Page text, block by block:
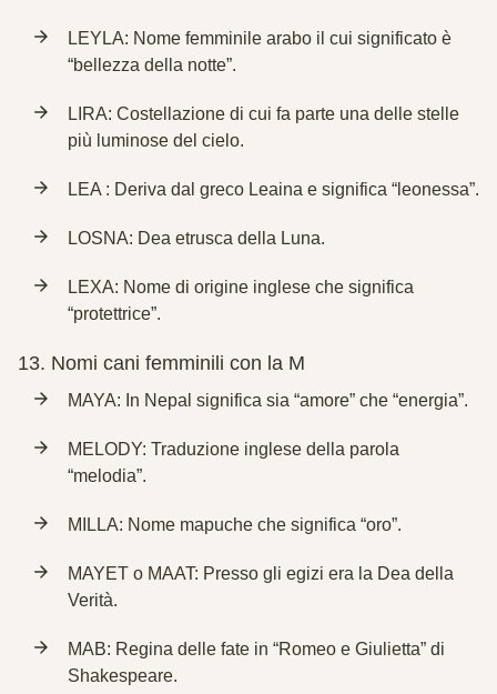
LEYLA: Nome femminile arabo il cui significato è
“bellezza della notte”.
LIRA: Costellazione di cui fa parte una delle stelle
più luminose del cielo.
LEA : Deriva dal greco Leaina e significa “leonessa”.
LOSNA: Dea etrusca della Luna.
LEXA: Nome di origine inglese che significa
“protettrice”.
13. Nomi cani femminili con la M
MAYA: In Nepal significa sia “amore” che “energia”.
MELODY: Traduzione inglese della parola
“melodia”.
MILLA: Nome mapuche che significa “oro”.
MAYET o MAAT: Presso gli egizi era la Dea della
Verità.
MAB: Regina delle fate in “Romeo e Giulietta” di
Shakespeare.